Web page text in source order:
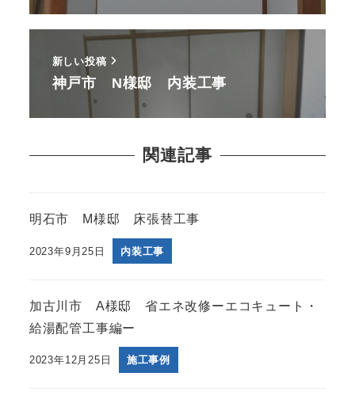
新しい投稿
神戸市 N様邸 内装工事
関連記事
明石市 M様邸 床張替工事
2023年9月25日 内装工事
加古川市 A様邸 省エネ改修ーエコキュート・
給湯配管工事編ー
2023年12月25日 施工事例